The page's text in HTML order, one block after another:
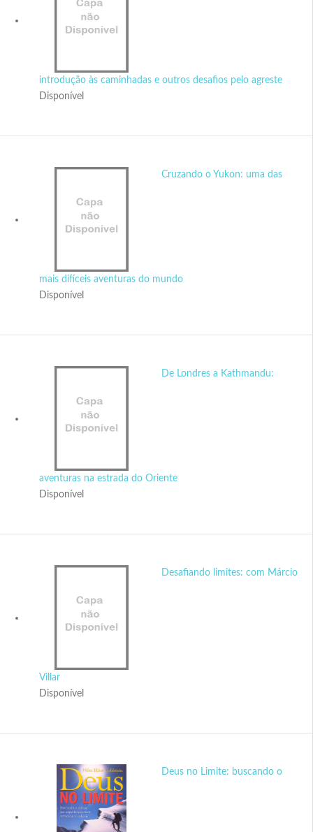
introdução às caminhadas e outros desafios pelo agreste
Disponível
Cruzando o Yukon: uma das
mais difíceis aventuras do mundo
Disponível
De Londres a Kathmandu:
aventuras na estrada do Oriente
Disponível
Desafiando limites: com Márcio
Villar
Disponível
Deus no Limite: buscando o